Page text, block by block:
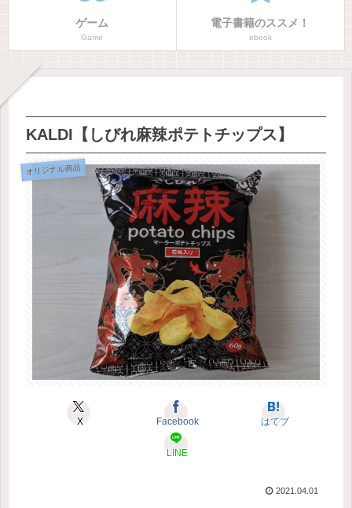
ゲーム
Game
電子書籍のススメ！
ebook
KALDI【しびれ麻辣ポテトチップス】
オリジナル商品
X Facebook はてブ
LINE
2021.04.01